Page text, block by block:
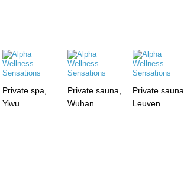
Private spa,
Yiwu
Private sauna,
Wuhan
Private sauna,
Leuven